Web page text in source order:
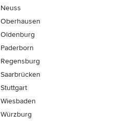
Neuss
Oberhausen
Oldenburg
Paderborn
Regensburg
Saarbrücken
Stuttgart
Wiesbaden
Würzburg